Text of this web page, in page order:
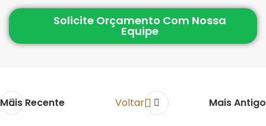
Solicite Orçamento Com Nossa
Equipe
Mais Recente Voltar Mais Antigo